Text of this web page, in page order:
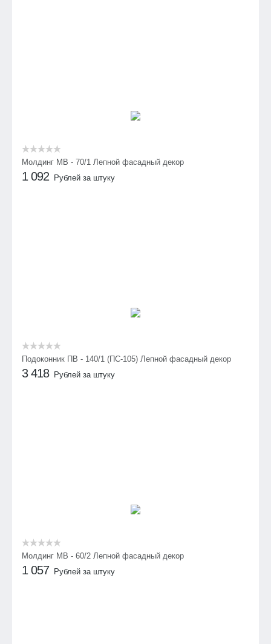
Молдинг МВ - 70/1 Лепной фасадный декор
1 092 Рублей за штуку
Подоконник ПВ - 140/1 (ПС-105) Лепной фасадный декор
3 418 Рублей за штуку
Молдинг МВ - 60/2 Лепной фасадный декор
1 057 Рублей за штуку